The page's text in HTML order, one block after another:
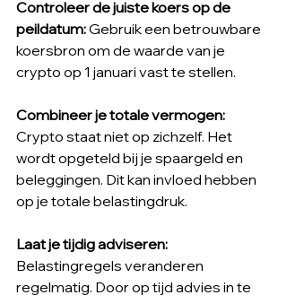
Controleer de juiste koers op de
peildatum: Gebruik een betrouwbare
koersbron om de waarde van je
crypto op 1 januari vast te stellen.
Combineer je totale vermogen:
Crypto staat niet op zichzelf. Het
wordt opgeteld bij je spaargeld en
beleggingen. Dit kan invloed hebben
op je totale belastingdruk.
Laat je tijdig adviseren:
Belastingregels veranderen
regelmatig. Door op tijd advies in te